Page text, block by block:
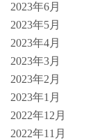
2023年6月
2023年5月
2023年4月
2023年3月
2023年2月
2023年1月
2022年12月
2022年11月